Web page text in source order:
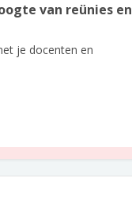
van reünies en
je docenten en